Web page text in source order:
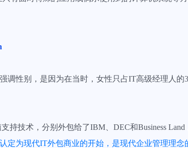
调性别，是因为在当时，女性只占IT高级经理人的
持技术，分别外包给了IBM、DEC和Business Land
定为现代IT外包商业的开始，是现代企业管理理念